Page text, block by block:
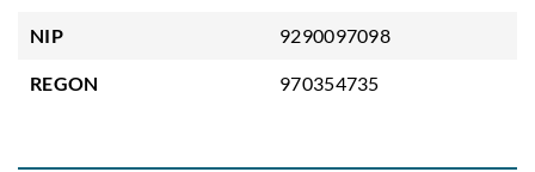
NIP 9290097098
REGON 970354735